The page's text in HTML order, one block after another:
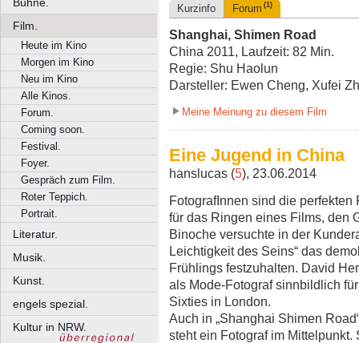
Film.
Heute im Kino
Morgen im Kino
Neu im Kino
Alle Kinos.
Forum.
Coming soon.
Festival.
Foyer.
Gespräch zum Film.
Roter Teppich.
Portrait.
Literatur.
Musik.
Kunst.
engels spezial.
Kultur in NRW.
Kurzinfo Forum (1)
Shanghai, Shimen Road
China 2011, Laufzeit: 82 Min.
Regie: Shu Haolun
Darsteller: Ewen Cheng, Xufei
Meine Meinung zu diesem Film
Eine Jugend in China
hanslucas (5), 23.06.2014
FotografInnen sind die
für das Ringen eines Films, den
Binoche versuchte in der
Leichtigkeit des Seins“ das
Frühlings festzuhalten. David
als Mode-Fotograf sinnbildlich
Sixties in London.
Auch in „Shanghai Shimen
steht ein Fotograf im